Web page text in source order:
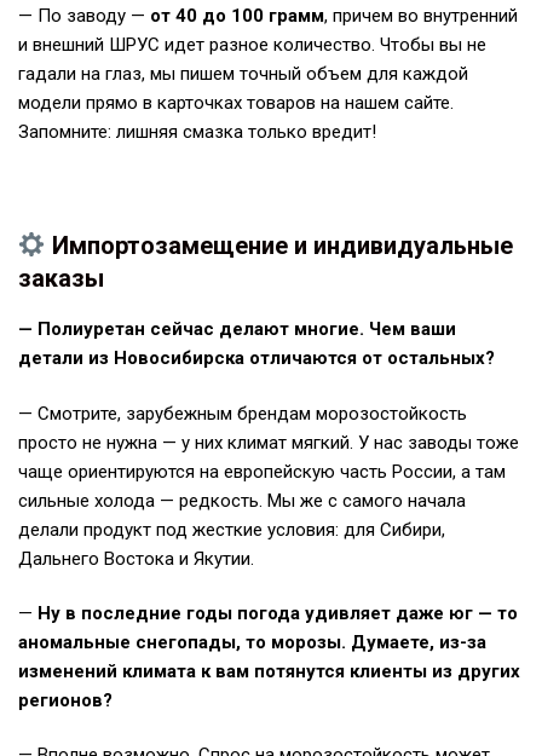
— По заводу — от 40 до 100 грамм, причем во внутренний
и внешний ШРУС идет разное количество. Чтобы вы не
гадали на глаз, мы пишем точный объем для каждой
модели прямо в карточках товаров на нашем сайте.
Запомните: лишняя смазка только вредит!
Импортозамещение и индивидуальные
заказы
— Полиуретан сейчас делают многие. Чем ваши
детали из Новосибирска отличаются от остальных?
— Смотрите, зарубежным брендам морозостойкость
просто не нужна — у них климат мягкий. У нас заводы тоже
чаще ориентируются на европейскую часть России, а там
сильные холода — редкость. Мы же с самого начала
делали продукт под жесткие условия: для Сибири,
Дальнего Востока и Якутии.
— Ну в последние годы погода удивляет даже юг — то
аномальные снегопады, то морозы. Думаете, из-за
изменений климата к вам потянутся клиенты из других
регионов?